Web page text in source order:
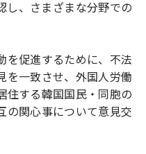
し、さまざまな分野での
を促進するために、不法
を一致させ、外国人労働
住する韓国国民・同胞の
の関心事について意見交